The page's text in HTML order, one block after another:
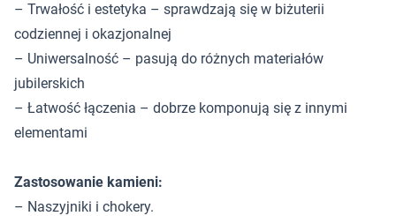
– Trwałość i estetyka – sprawdzają się w biżuterii
codziennej i okazjonalnej
– Uniwersalność – pasują do różnych materiałów
jubilerskich
– Łatwość łączenia – dobrze komponują się z innymi
elementami
Zastosowanie kamieni:
– Naszyjniki i chokery.